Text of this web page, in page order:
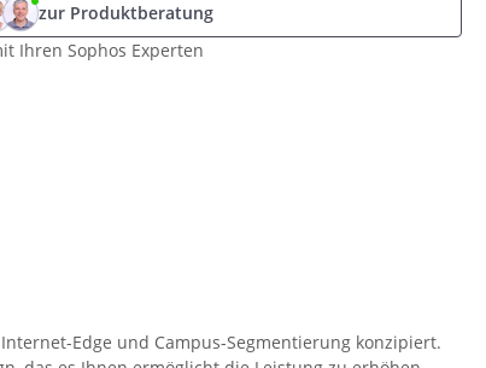
zur Produktberatung
Ihren Sophos Experten
Edge und Campus-Segmentierung konzipiert.